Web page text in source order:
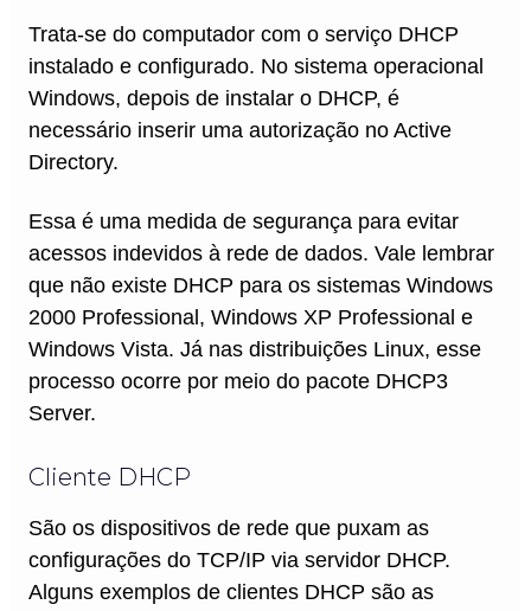
Trata-se do computador com o serviço DHCP
instalado e configurado. No sistema operacional
Windows, depois de instalar o DHCP, é
necessário inserir uma autorização no Active
Directory.
Essa é uma medida de segurança para evitar
acessos indevidos à rede de dados. Vale lembrar
que não existe DHCP para os sistemas Windows
2000 Professional, Windows XP Professional e
Windows Vista. Já nas distribuições Linux, esse
processo ocorre por meio do pacote DHCP3
Server.
Cliente DHCP
São os dispositivos de rede que puxam as
configurações do TCP/IP via servidor DHCP.
Alguns exemplos de clientes DHCP são as